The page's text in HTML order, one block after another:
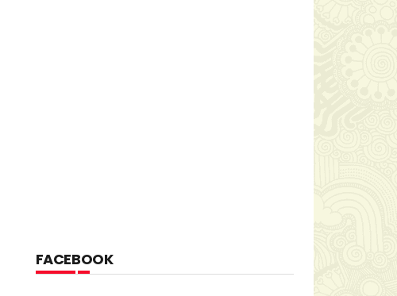
FACEBOOK